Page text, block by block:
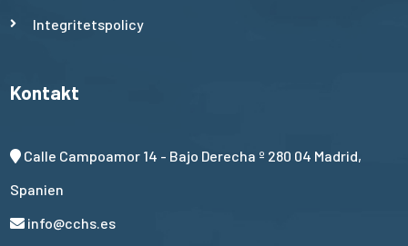
Integritetspolicy
Kontakt
Calle Campoamor 14 - Bajo Derecha º 280 04 Madrid,
Spanien
info@cchs.es